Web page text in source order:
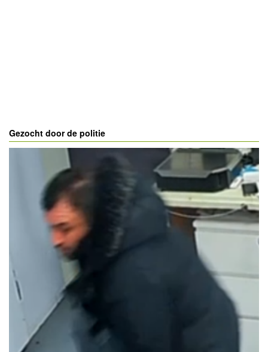
Gezocht door de politie